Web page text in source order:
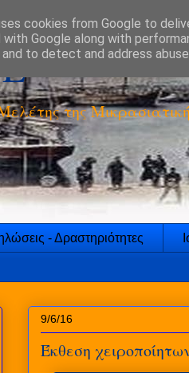
της
- Δραστηριότητες
9/6/16
Έκθεση
cookies from Google to
with Google along with
to detect and address